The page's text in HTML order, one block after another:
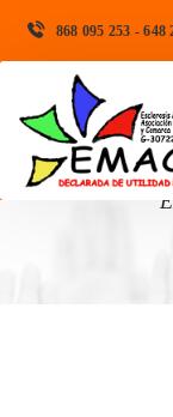
868 095 253 - 648